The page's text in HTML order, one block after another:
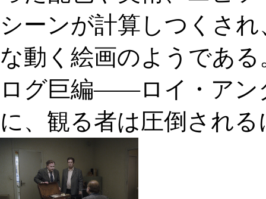
シーンが計算しつくさ
な動く絵画のようであ
ログ巨編――ロイ・アン
に、観る者は圧倒され